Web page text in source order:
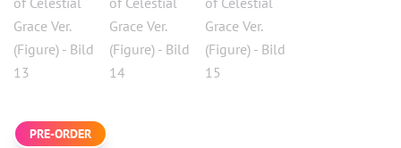
PRE-ORDER